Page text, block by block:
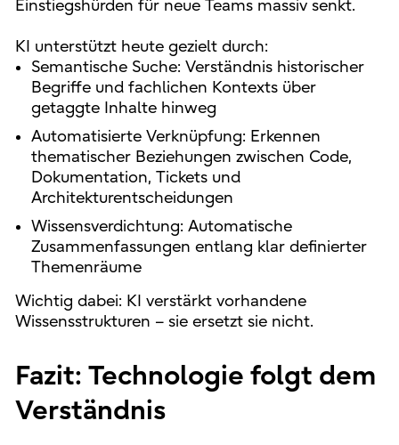
Einstiegshürden für neue Teams massiv senkt.
KI unterstützt heute gezielt durch:
Semantische Suche: Verständnis historischer
Begriffe und fachlichen Kontexts über
getaggte Inhalte hinweg
Automatisierte Verknüpfung: Erkennen
thematischer Beziehungen zwischen Code,
Dokumentation, Tickets und
Architekturentscheidungen
Wissensverdichtung: Automatische
Zusammenfassungen entlang klar definierter
Themenräume
Wichtig dabei: KI verstärkt vorhandene
Wissensstrukturen – sie ersetzt sie nicht.
Fazit: Technologie folgt dem
Verständnis